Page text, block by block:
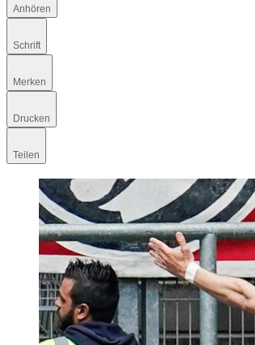
Anhören
Schrift
Merken
Drucken
Teilen